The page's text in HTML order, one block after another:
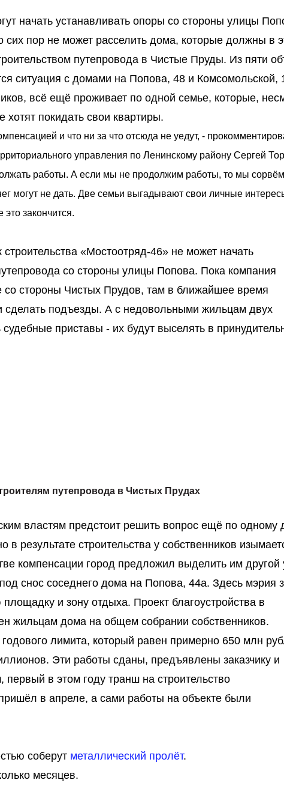
начать устанавливать опоры со стороны улицы
сих пор не может расселить дома, которые должны в
путепровода в Чистые Пруды. Из пяти
ситуация с домами на Попова, 48 и Комсомольской,
всё ещё проживает по одной семье, которые,
покидать свои квартиры.
и что ни за что отсюда не уедут, -
управления по Ленинскому району Сергей
работы. А если мы не продолжим работы, то мы
могут не дать. Две семьи выгадывают свои личные
это закончится.
«Мостоотряд-46» не может начать
со стороны улицы Попова. Пока компания
со стороны Чистых Прудов, там в ближайшее время
сделать подъезды. А с недовольными жильцам двух
приставы - их будут выселять в
путепровода в Чистых Прудах
властям предстоит решить вопрос ещё по одному
результате строительства у собственников
компенсации город предложил выделить им другой
снос соседнего дома на Попова, 44а. Здесь мэрия
площадку и зону отдыха. Проект благоустройства в
жильцам дома на общем собрании собственников.
лимита, который равен примерно 650 млн
Эти работы сданы, предъявлены заказчику и
в этом году транш на строительство
в апреле, а сами работы на объекте были
соберут металлический пролёт.
месяцев.